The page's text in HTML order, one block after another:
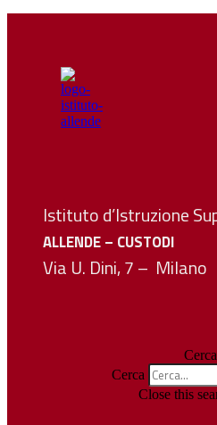
Istituto d’Istruzione
ALLENDE – CUSTODI
Via U. Dini, 7 – Milano
Cerca
Cerca
Close this